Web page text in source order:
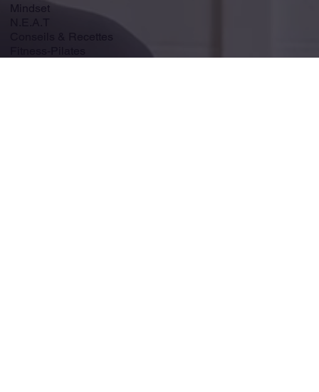
Mindset
Conseils & Recettes